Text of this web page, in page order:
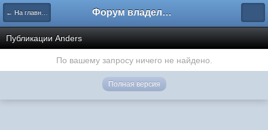
← На главную Форум владельцев интернет-магазинов
Публикации Anders
По вашему запросу ничего не найдено.
Полная версия